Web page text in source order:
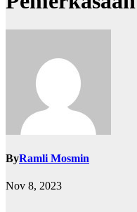
ByRamli Mosmin
Nov 8, 2023